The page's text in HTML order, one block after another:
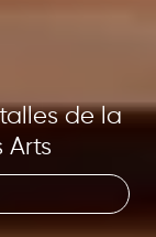
de la
Arts